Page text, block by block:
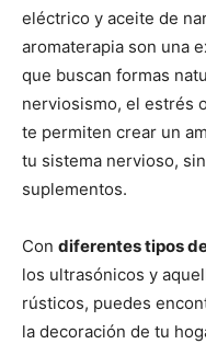
eléctrico y aceite de
aromaterapia son una
que buscan formas
nerviosismo, el estrés
te permiten crear un
tu sistema nervioso,
suplementos.
Con diferentes tipos
los ultrasónicos y
rústicos, puedes
la decoración de tu